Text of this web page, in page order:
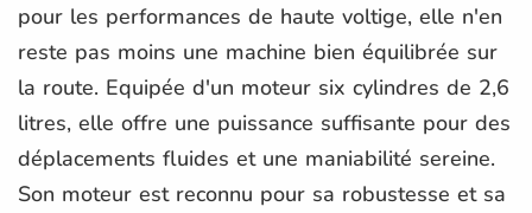
pour les performances de haute voltige, elle n'en
reste pas moins une machine bien équilibrée sur
la route. Equipée d'un moteur six cylindres de 2,6
litres, elle offre une puissance suffisante pour des
déplacements fluides et une maniabilité sereine.
Son moteur est reconnu pour sa robustesse et sa